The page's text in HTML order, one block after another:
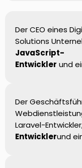
Der CEO eines
Solutions
JavaScript-
Entwickler und
Der
Laravel-
Entwicklerund